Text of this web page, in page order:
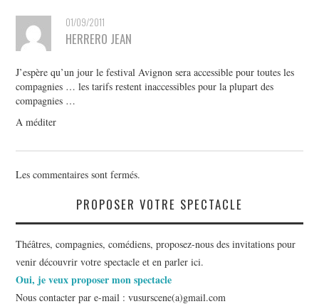
01/09/2011
HERRERO JEAN
J’espère qu’un jour le festival Avignon sera accessible pour toutes les
compagnies … les tarifs restent inaccessibles pour la plupart des
compagnies …
A méditer
Les commentaires sont fermés.
PROPOSER VOTRE SPECTACLE
Théâtres, compagnies, comédiens, proposez-nous des invitations pour
venir découvrir votre spectacle et en parler ici.
Oui, je veux proposer mon spectacle
Nous contacter par e-mail : vusurscene(a)gmail.com